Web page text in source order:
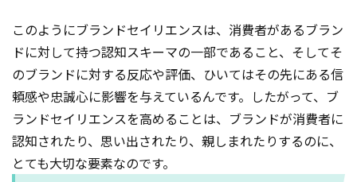
このようにブランドセイリエンスは、消費者があるブラン
ドに対して持つ認知スキーマの一部であること、そしてそ
のブランドに対する反応や評価、ひいてはその先にある信
頼感や忠誠心に影響を与えているんです。したがって、ブ
ランドセイリエンスを高めることは、ブランドが消費者に
認知されたり、思い出されたり、親しまれたりするのに、
とても大切な要素なのです。